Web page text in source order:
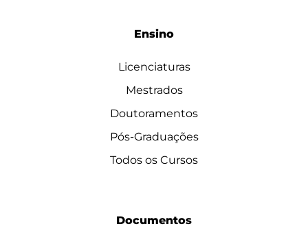
Ensino
Licenciaturas
Mestrados
Doutoramentos
Pós-Graduações
Todos os Cursos
Documentos